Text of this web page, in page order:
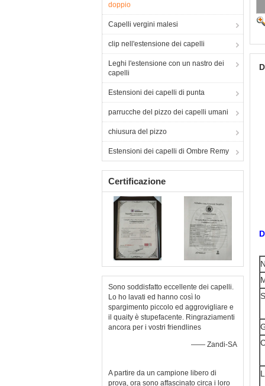
doppio
Capelli vergini malesi
clip nell'estensione dei capelli
Leghi l'estensione con un nastro dei
capelli
Estensioni dei capelli di punta
parrucche del pizzo dei capelli umani
chiusura del pizzo
Estensioni dei capelli di Ombre Remy
Certificazione
Sono soddisfatto eccellente dei capelli.
Lo ho lavati ed hanno così lo
spargimento piccolo ed aggrovigliare e
il quaity è stupefacente. Ringraziamenti
ancora per i vostri friendlines
—— Zandi-SA
A partire da un campione libero di
prova, ora sono affascinato circa i loro